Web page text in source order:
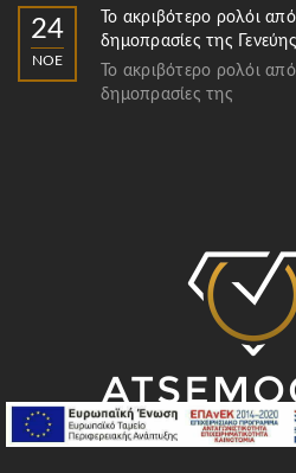
24
ΝΟΈ
Το ακριβότερο ρολόι
δημοπρασίες της
Το ακριβότερο ρολόι
δημοπρασίες της